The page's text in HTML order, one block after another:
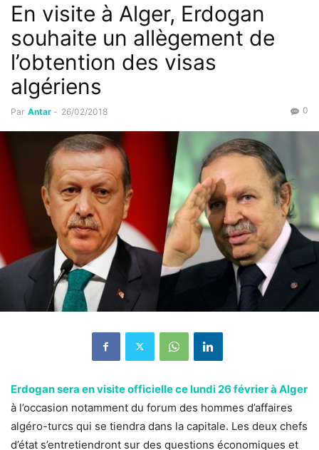
En visite à Alger, Erdogan
souhaite un allègement de
l’obtention des visas
algériens
Par Antar - 26/02/2018 0
Erdogan sera en visite officielle ce lundi 26 février à Alger
à l’occasion notamment du forum des hommes d’affaires
algéro-turcs qui se tiendra dans la capitale. Les deux chefs
d’état s’entretiendront sur des questions économiques et